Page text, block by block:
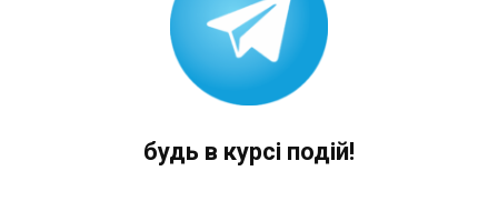
будь в курсі подій!